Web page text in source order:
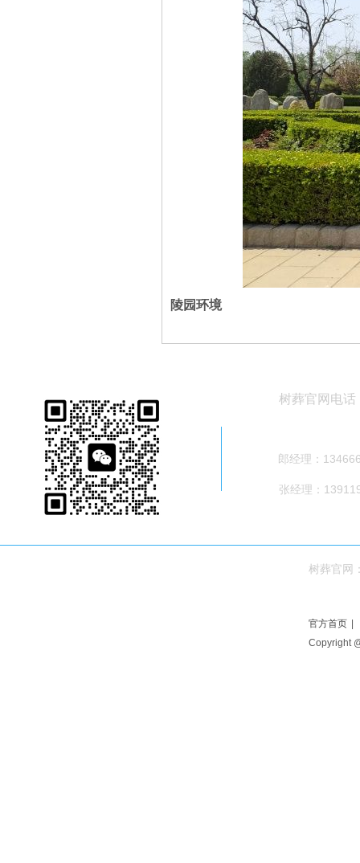
陵园环境
郎经理：
树葬官网电话
张经理：
树葬官网
官方首页
Copyright